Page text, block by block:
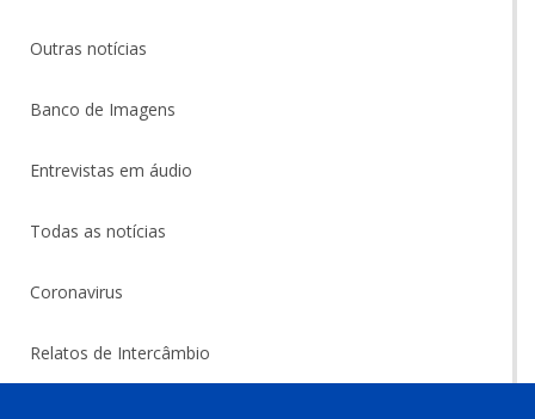
Outras notícias
Banco de Imagens
Entrevistas em áudio
Todas as notícias
Coronavirus
Relatos de Intercâmbio